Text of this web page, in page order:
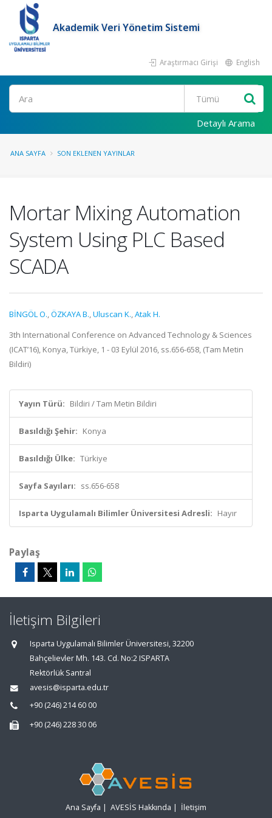
Akademik Veri Yönetim Sistemi
Araştırmacı Girişi English
Ara
Detaylı Arama
ANA SAYFA SON EKLENEN YAYINLAR
Mortar Mixing Automation
System Using PLC Based
SCADA
BİNGÖL O.,ÖZKAYA B.,Uluscan K.,Atak H.
3th International Conference on Advanced Technology & Sciences
(ICAT’16), Konya, Türkiye, 1 - 03 Eylül 2016, ss.656-658, (Tam Metin
Bildiri)
Yayın Türü: Bildiri / Tam Metin Bildiri
Basıldığı Şehir: Konya
Basıldığı Ülke: Türkiye
Sayfa Sayıları: ss.656-658
Isparta Uygulamalı Bilimler Üniversitesi Adresli: Hayır
Paylaş
İletişim Bilgileri
Isparta Uygulamalı Bilimler Üniversitesi, 32200
Bahçelievler Mh. 143. Cd. No:2 ISPARTA
Rektörlük Santral
avesis@isparta.edu.tr
+90 (246) 214 60 00
+90 (246) 228 30 06
Ana Sayfa | AVESİS Hakkında | İletişim